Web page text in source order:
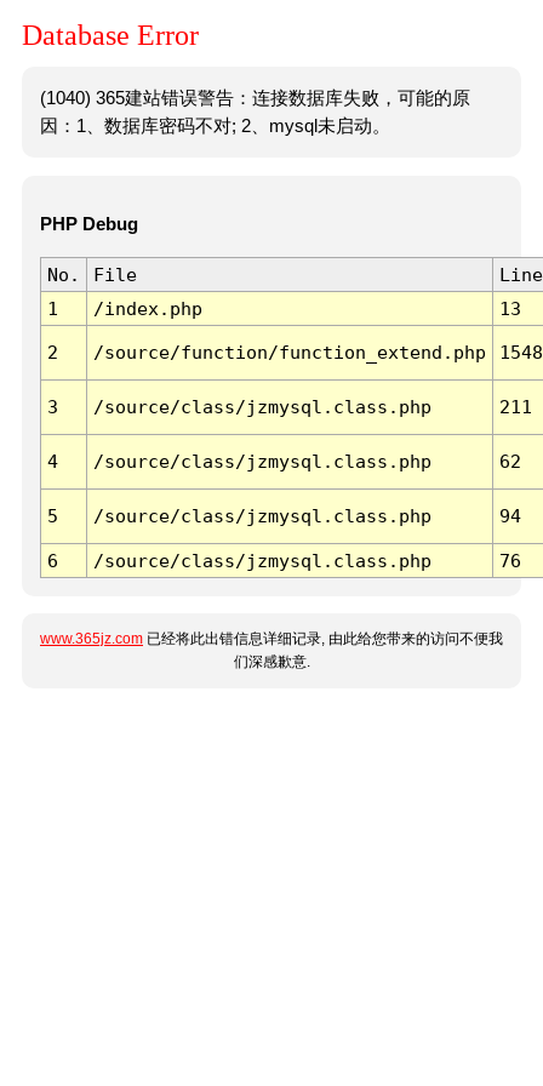
Database Error
(1040) 365建站错误警告：连接数据库失败，可能的原
因：1、数据库密码不对; 2、mysql未启动。
PHP Debug
No. File
Line
1
/index.php 13
2 /source/function/function_extend.php 1548
3 /source/class/jzmysql.class.php 211
4 /source/class/jzmysql.class.php 62
5 /source/class/jzmysql.class.php 94
6 /source/class/jzmysql.class.php 76
www.365jz.com 已经将此出错信息详细记录, 由此给您带来的访问不便我
们深感歉意.